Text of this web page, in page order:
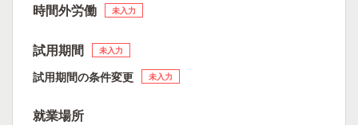
時間外労働 未入力
試用期間 未入力
試用期間の条件変更 未入力
就業場所